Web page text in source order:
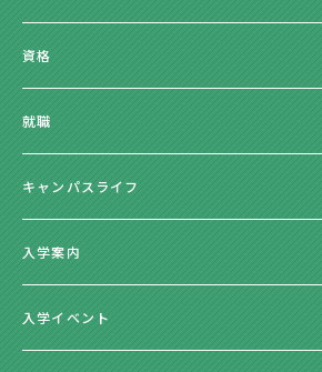
資格
就職
キャンパスライフ
入学案内
入学イベント